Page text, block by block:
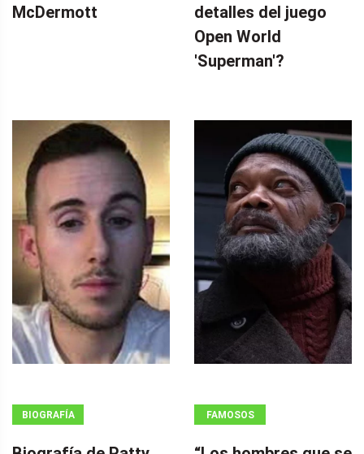
McDermott
detalles del juego
Open World
'Superman'?
BIOGRAFÍA FAMOSOS